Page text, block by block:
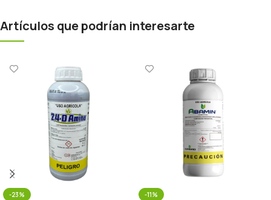
Artículos que podrían interesarte
-23% -11%